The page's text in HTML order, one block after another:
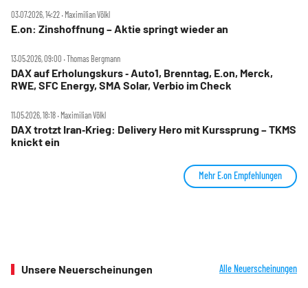
03.07.2026, 14:22 ‧ Maximilian Völkl
E.on: Zinshoffnung – Aktie springt wieder an
13.05.2026, 09:00 ‧ Thomas Bergmann
DAX auf Erholungskurs ‑ Auto1, Brenntag, E.on, Merck,
RWE, SFC Energy, SMA Solar, Verbio im Check
11.05.2026, 18:18 ‧ Maximilian Völkl
DAX trotzt Iran‑Krieg: Delivery Hero mit Kurssprung – TKMS
knickt ein
Mehr E.on Empfehlungen
Unsere Neuerscheinungen Alle Neuerscheinungen